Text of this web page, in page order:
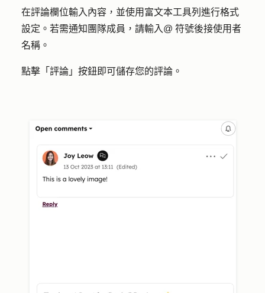
在評論欄位輸入內容，並使用富文本工具列進行格式
設定。若需通知團隊成員，請輸入 @ 符號後接使用者
名稱。
點擊「 評論 」按鈕即可儲存您的評論。